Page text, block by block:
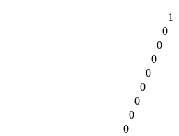
1
0
0
0
0
0
0
0
0